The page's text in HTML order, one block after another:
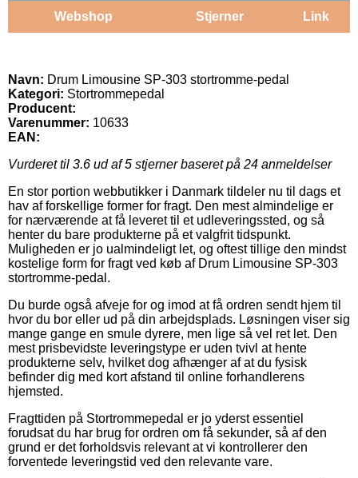
Webshop Stjerner Link
Navn: Drum Limousine SP-303 stortromme-pedal
Kategori: Stortrommepedal
Producent:
Varenummer: 10633
EAN:
Vurderet til 3.6 ud af 5 stjerner baseret på 24 anmeldelser
En stor portion webbutikker i Danmark tildeler nu til dags et
hav af forskellige former for fragt. Den mest almindelige er
for nærværende at få leveret til et udleveringssted, og så
henter du bare produkterne på et valgfrit tidspunkt.
Muligheden er jo ualmindeligt let, og oftest tillige den mindst
kostelige form for fragt ved køb af Drum Limousine SP-303
stortromme-pedal.
Du burde også afveje for og imod at få ordren sendt hjem til
hvor du bor eller ud på din arbejdsplads. Løsningen viser sig
mange gange en smule dyrere, men lige så vel ret let. Den
mest prisbevidste leveringstype er uden tvivl at hente
produkterne selv, hvilket dog afhænger af at du fysisk
befinder dig med kort afstand til online forhandlerens
hjemsted.
Fragttiden på Stortrommepedal er jo yderst essentiel
forudsat du har brug for ordren om få sekunder, så af den
grund er det forholdsvis relevant at vi kontrollerer den
forventede leveringstid ved den relevante vare.